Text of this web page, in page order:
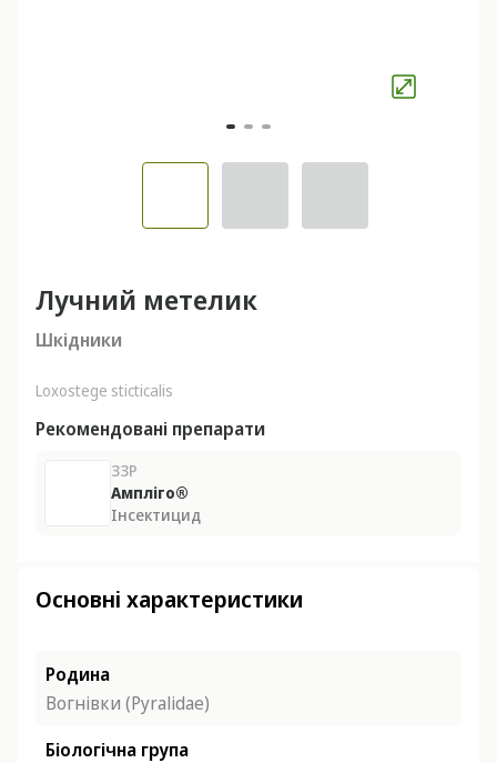
Лучний метелик
Шкідники
Loxostege sticticalis
Рекомендовані препарати
ЗЗР
Ампліго®
Інсектицид
Основні характеристики
Родина
Вогнівки (Pyralidae)
Біологічна група